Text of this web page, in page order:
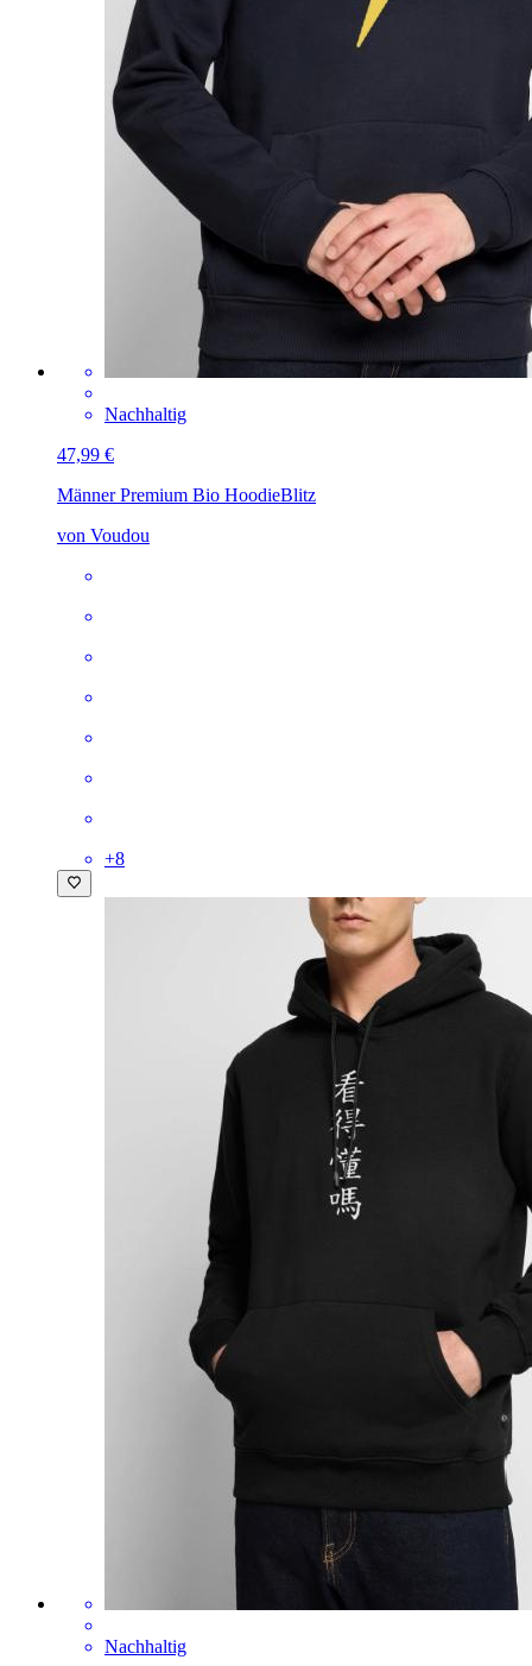
Nachhaltig
47,99 €
Männer Premium Bio HoodieBlitz
von Voudou
+8
Nachhaltig